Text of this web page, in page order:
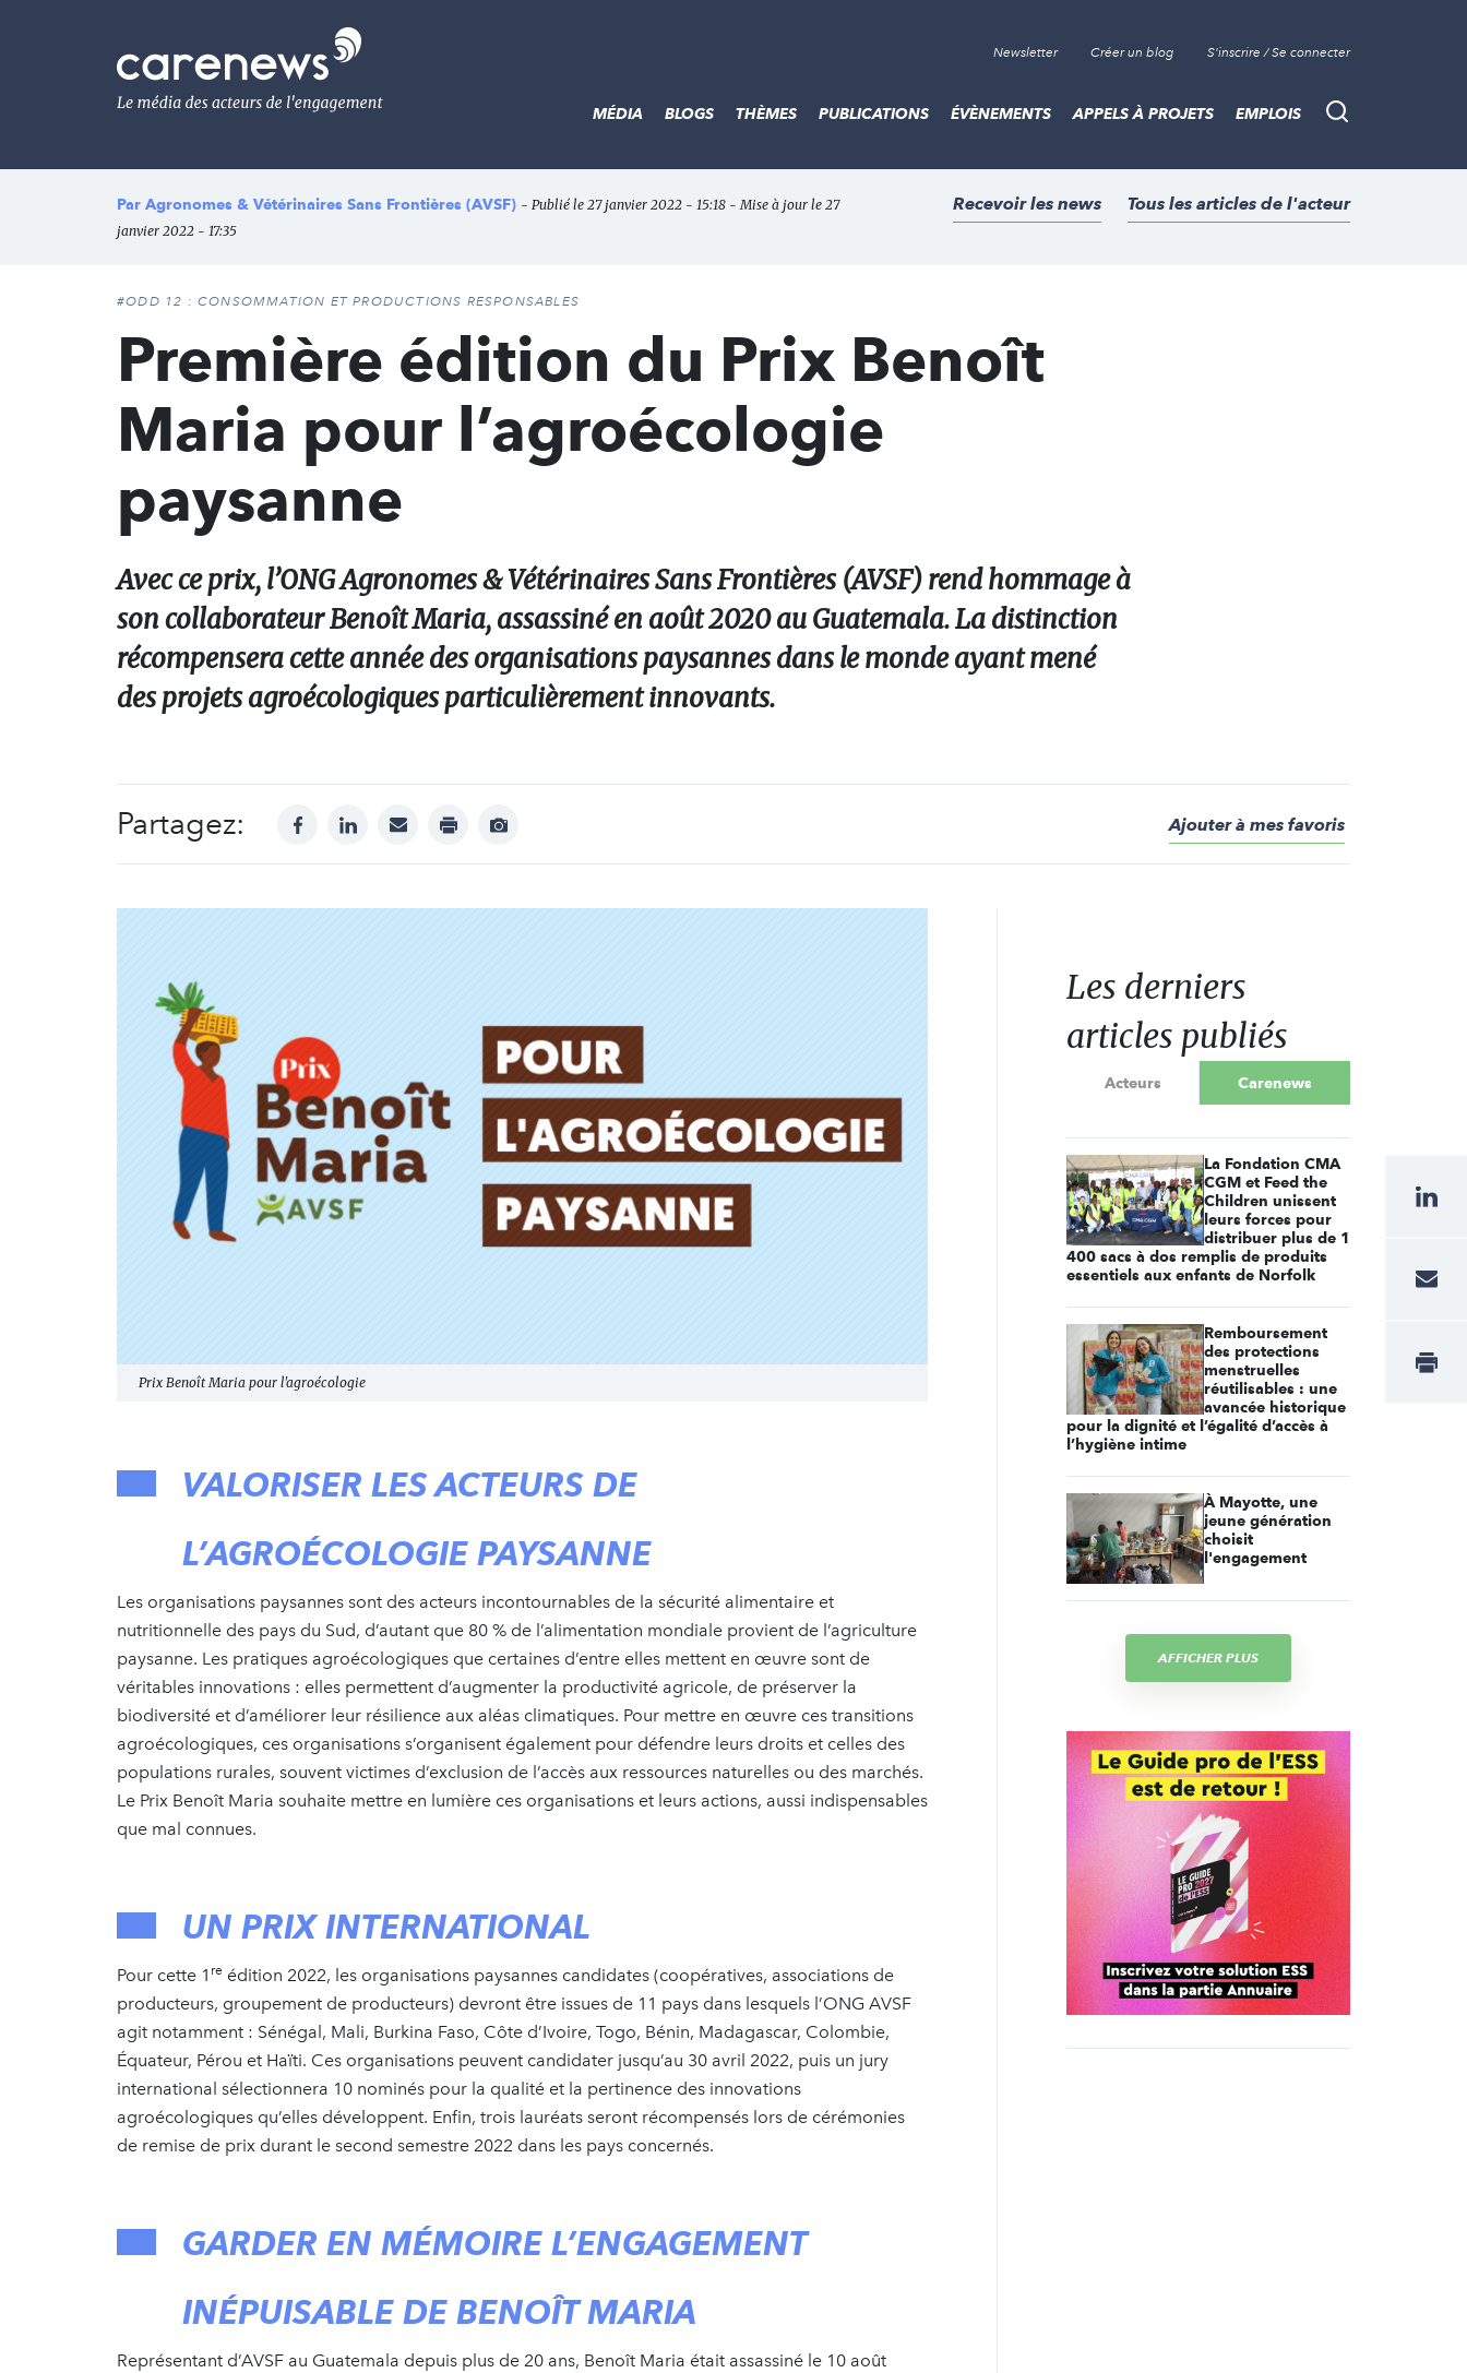
Le
média
de
l'engagement
Newsletter Créer un blog S'inscrire / Se connecter
Recherche
MÉDIA BLOGS THÈMES PUBLICATIONS ÉVÈNEMENTS APPELS À PROJETS EMPLOIS
Par Agronomes & Vétérinaires Sans Frontières (AVSF) - Publié le 27 janvier 2022 - 15:18 - Mise à jour le 27
janvier 2022 - 17:35
Recevoir les news Tous les articles de l'acteur
#ODD 12 : CONSOMMATION ET PRODUCTIONS RESPONSABLES
Première édition du Prix Benoît
Maria pour l’agroécologie
paysanne
Avec ce prix, l’ONG Agronomes & Vétérinaires Sans Frontières (AVSF) rend hommage à
son collaborateur Benoît Maria, assassiné en août 2020 au Guatemala. La distinction
récompensera cette année des organisations paysannes dans le monde ayant mené
des projets agroécologiques particulièrement innovants.
Partagez: facebooklinkedinmail print
Afficher
Ajouter à mes favoris
Prix Benoît Maria pour l'agroécologie
VALORISER LES ACTEURS DE
L’AGROÉCOLOGIE PAYSANNE
Les organisations paysannes sont des acteurs incontournables de la sécurité alimentaire et
nutritionnelle des pays du Sud, d’autant que 80 % de l’alimentation mondiale provient de l’agriculture
paysanne. Les pratiques agroécologiques que certaines d’entre elles mettent en œuvre sont de
véritables innovations : elles permettent d’augmenter la productivité agricole, de préserver la
biodiversité et d’améliorer leur résilience aux aléas climatiques. Pour mettre en œuvre ces transitions
agroécologiques, ces organisations s’organisent également pour défendre leurs droits et celles des
populations rurales, souvent victimes d’exclusion de l’accès aux ressources naturelles ou des marchés.
Le Prix Benoît Maria souhaite mettre en lumière ces organisations et leurs actions, aussi indispensables
que mal connues.
UN PRIX INTERNATIONAL
Pour cette 1 re édition 2022, les organisations paysannes candidates (coopératives, associations de
producteurs, groupement de producteurs) devront être issues de 11 pays dans lesquels l’ONG AVSF
agit notamment : Sénégal, Mali, Burkina Faso, Côte d’Ivoire, Togo, Bénin, Madagascar, Colombie,
Équateur, Pérou et Haïti. Ces organisations peuvent candidater jusqu’au 30 avril 2022, puis un jury
international sélectionnera 10 nominés pour la qualité et la pertinence des innovations
agroécologiques qu’elles développent. Enfin, trois lauréats seront récompensés lors de cérémonies
de remise de prix durant le second semestre 2022 dans les pays concernés.
GARDER EN MÉMOIRE L’ENGAGEMENT
INÉPUISABLE DE BENOÎT MARIA
Représentant d’AVSF au Guatemala depuis plus de 20 ans, Benoît Maria était assassiné le 10 août
Les derniers
articles publiés
Acteurs Carenews
La Fondation CMA
CGM et Feed the
Children unissent
leurs forces pour
distribuer plus de 1
400 sacs à dos remplis de produits
essentiels aux enfants de Norfolk
Remboursement
des protections
menstruelles
réutilisables : une
avancée historique
pour la dignité et l’égalité d’accès à
l’hygiène intime
À Mayotte, une
jeune génération
choisit
l'engagement
AFFICHER PLUS